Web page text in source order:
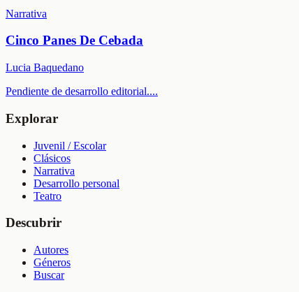
Narrativa
Cinco Panes De Cebada
Lucia Baquedano
Pendiente de desarrollo editorial....
Explorar
Juvenil / Escolar
Clásicos
Narrativa
Desarrollo personal
Teatro
Descubrir
Autores
Géneros
Buscar